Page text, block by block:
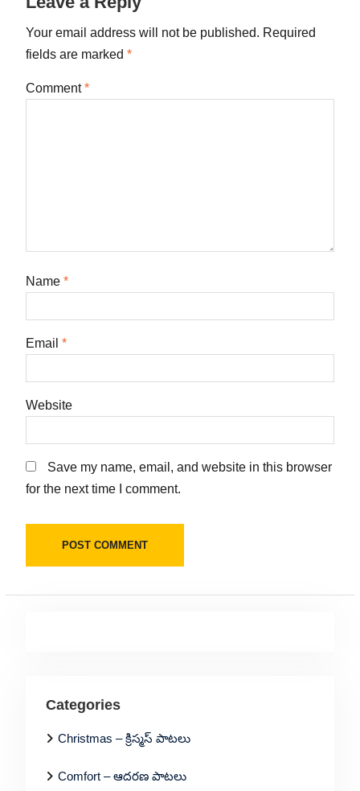
Your email address will not be published. Required
fields are marked *
Comment*
Name *
Email *
Website
Save my name, email, and website in this browser
for the next time I comment.
Categories
Christmas – క్రిస్మస్ పాటలు
Comfort – ఆదరణ పాటలు